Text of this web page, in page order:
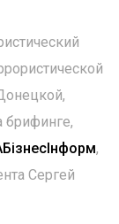
брифинге,
,
Сергей